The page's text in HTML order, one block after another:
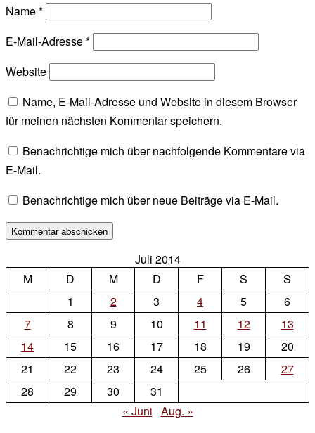
Name*
E-Mail-Adresse*
Website
Name, E-Mail-Adresse und Website in diesem Browser
für meinen nächsten Kommentar speichern.
Benachrichtige mich über nachfolgende Kommentare via
E-Mail.
Benachrichtige mich über neue Beiträge via E-Mail.
Juli 2014
M
D M D F S
S
1
2 3 4 5
6
7
8 9 10 11 12
13
14
15 16 17 18 19
20
21
22 23 24 25 26
27
28
29 30
31
« Juni Aug. »